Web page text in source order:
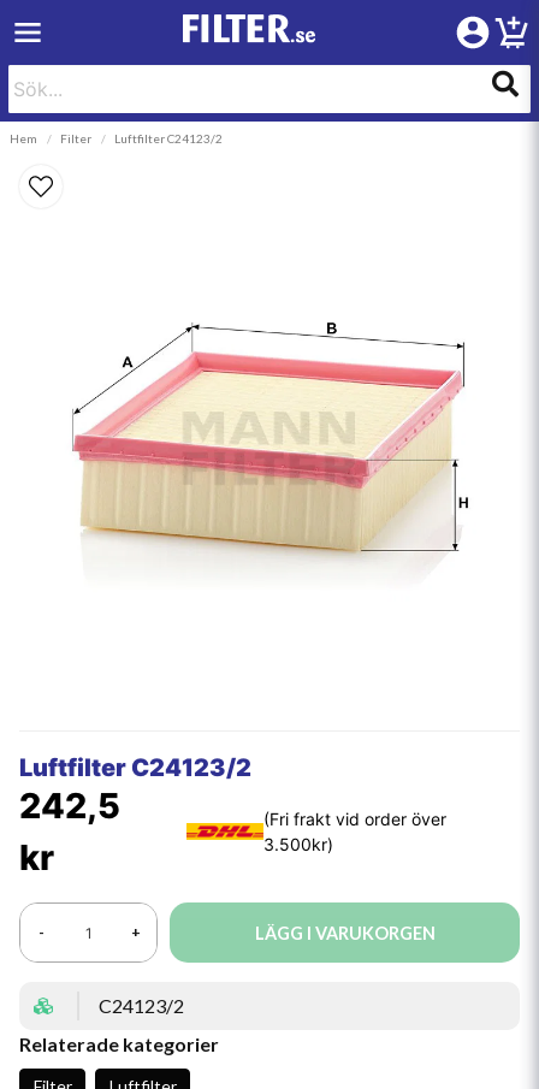
Hem Filter Luftfilter C24123/2
Luftfilter C24123/2
242,5
kr
- + LÄGG I VARUKORGEN
C24123/2
Relaterade kategorier